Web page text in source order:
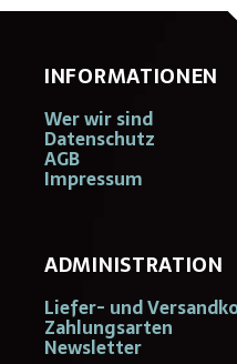
INFORMATIONEN
Wer wir sind
Datenschutz
AGB
Impressum
ADMINISTRATION
Liefer- und
Zahlungsarten
Newsletter